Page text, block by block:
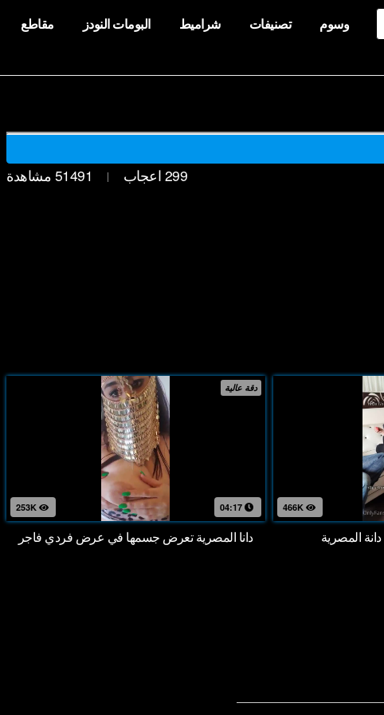
مقاطع البومات النودز شراميط تصنيفات وسوم
51491 مشاهدة | 299 اعجاب
دقة عالية
04:17
دانا المصرية تعرض جسمها في عرض فردي فاجر
466K
المصرية